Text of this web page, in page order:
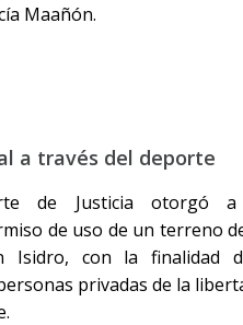
Maañón.
a través del deporte
de Justicia otorgó a
de uso de un terreno
Isidro, con la finalidad
privadas de la